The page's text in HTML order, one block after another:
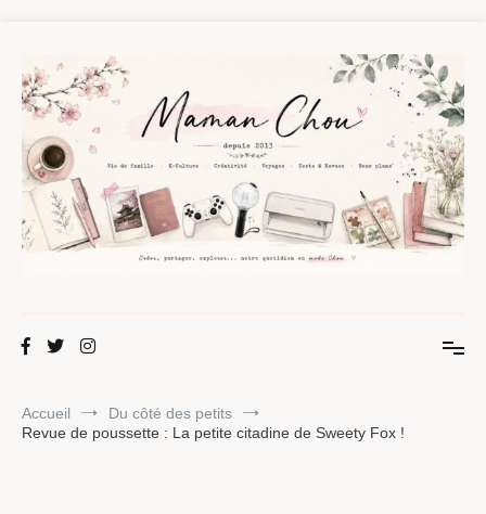
contenu
Maman Chou
Accueil
Du côté des petits
Revue de poussette : La petite citadine de Sweety Fox !